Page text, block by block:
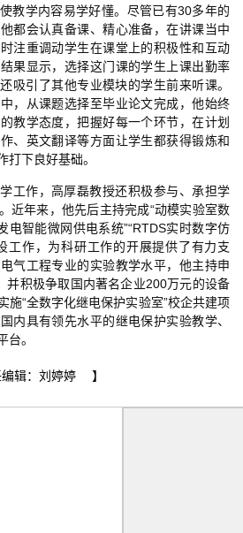
教学内容易学好懂。尽管已有30多年的
都会认真备课、精心准备，在讲课当中
注重调动学生在课堂上的积极性和互动
果显示，选择这门课的学生上课出勤率
吸引了其他专业模块的学生前来听课。
，从课题选择至毕业论文完成，他始终
教学态度，把握好每一个环节，在计划
、英文翻译等方面让学生都获得锻炼和
打下良好基础。
工作，高厚磊教授还积极参与、承担学
近年来，他先后主持完成“动模实验室数
电智能微网供电系统”“RTDS实时数字仿
工作，为科研工作的开展提供了有力支
气工程专业的实验教学水平，他主持申
并积极争取国内著名企业200万元的设备
施“全数字化继电保护实验室”校企共建项
内具有领先水平的继电保护实验教学、
台。
辑：刘婷婷 】